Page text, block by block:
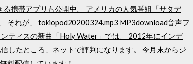
携帯アプリも公開中。 アメリカの人気番組「サタデ
それが、 tokiopod20200324.mp3 MP3download音声フ
ティスの新曲「Holy Water」では、 2012年にインデ
したところ、ネットで評判になります。 今月末からジ